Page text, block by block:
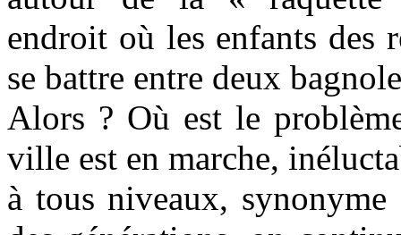
endroit où les enfants des
se battre entre deux
Alors ? Où est le
ville est en marche,
à tous niveaux,